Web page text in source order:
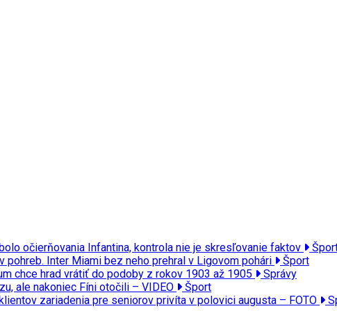
očierňovania Infantina, kontrola nie je skresľovanie faktov
Inter Miami bez neho prehral v Ligovom pohári
Šport
chce hrad vrátiť do podoby z rokov 1903 až 1905
Správy
ale nakoniec Fíni otočili – VIDEO
Šport
zariadenia pre seniorov privíta v polovici augusta – FOTO